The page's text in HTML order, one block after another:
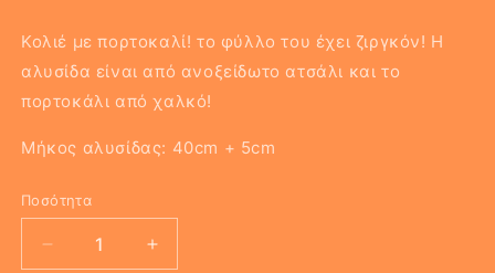
Κολιέ με πορτοκαλί! το φύλλο του έχει ζιργκόν! Η
αλυσίδα είναι από ανοξείδωτο ατσάλι και το
πορτοκάλι από χαλκό!
Μήκος αλυσίδας: 40cm + 5cm
Ποσότητα
Μείωση
Αύξηση